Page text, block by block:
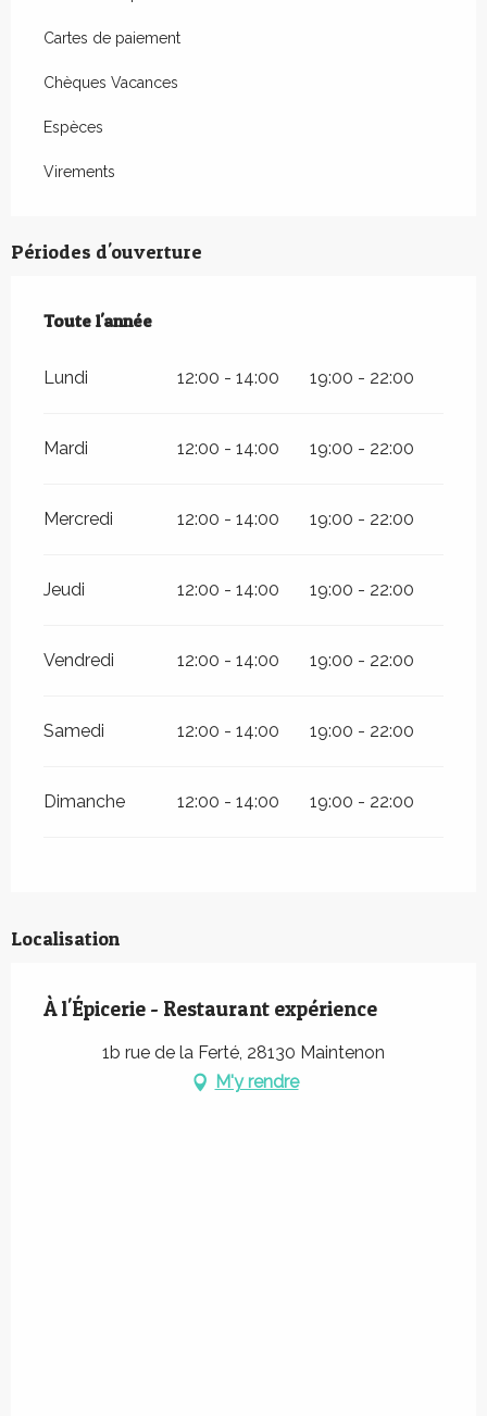
Cartes de paiement
Chèques Vacances
Espèces
Virements
Périodes d'ouverture
Toute l'année
Toute l'année
Lundi 12:00 - 14:00 19:00 - 22:00
Mardi 12:00 - 14:00 19:00 - 22:00
Mercredi 12:00 - 14:00 19:00 - 22:00
Jeudi 12:00 - 14:00 19:00 - 22:00
Vendredi 12:00 - 14:00 19:00 - 22:00
Samedi 12:00 - 14:00 19:00 - 22:00
Dimanche 12:00 - 14:00 19:00 - 22:00
Localisation
À l'Épicerie - Restaurant expérience
1b rue de la Ferté, 28130 Maintenon
M'y rendre